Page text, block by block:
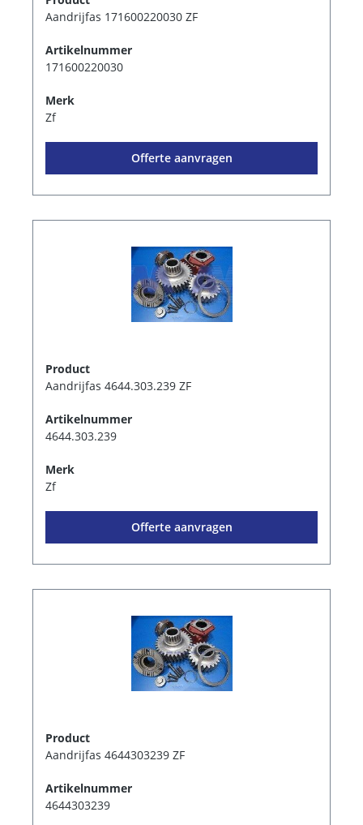
Aandrijfas 171600220030 ZF
Artikelnummer
171600220030
Merk
Zf
Offerte aanvragen
Product
Aandrijfas 4644.303.239 ZF
Artikelnummer
4644.303.239
Merk
Zf
Offerte aanvragen
Product
Aandrijfas 4644303239 ZF
Artikelnummer
4644303239